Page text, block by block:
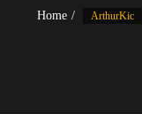
Home ArthurKic